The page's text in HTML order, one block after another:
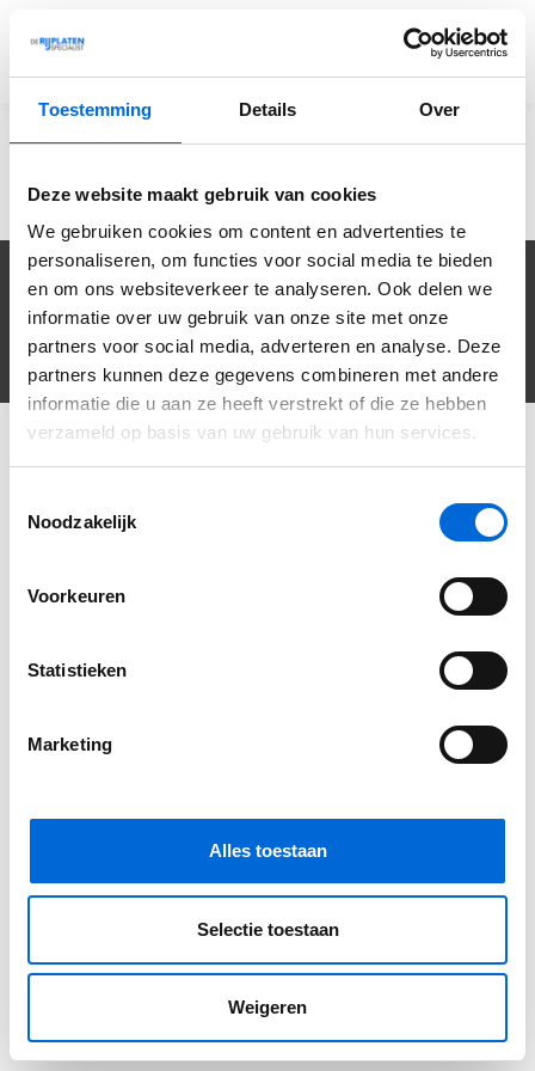
Toestemming Details Over
Deze website maakt gebruik van cookies
We gebruiken cookies om content en advertenties te
personaliseren, om functies voor social media te bieden
en om ons websiteverkeer te analyseren. Ook delen we
informatie over uw gebruik van onze site met onze
partners voor social media, adverteren en analyse. Deze
partners kunnen deze gegevens combineren met andere
informatie die u aan ze heeft verstrekt of die ze hebben
verzameld op basis van uw gebruik van hun services.
Noodzakelijk
Voorkeuren
Statistieken
Marketing
Alles toestaan
Selectie toestaan
Weigeren
0
Home Merken
Merken
Klantenservice
Mijn account
Categorieën
Contactgegevens
© Copyright 2026 - De Rijplaten Specialist België | RealisatieInStijl